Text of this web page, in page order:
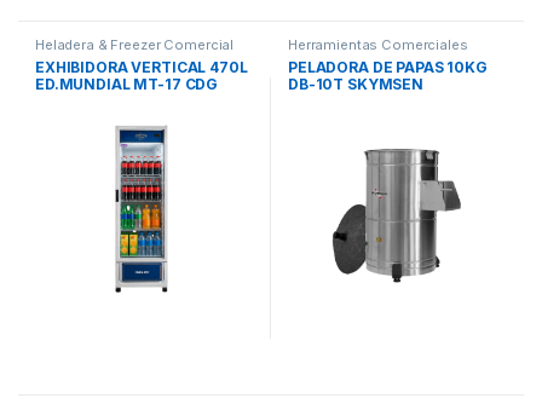
Heladera & Freezer Comercial
EXHIBIDORA VERTICAL 470L
ED.MUNDIAL MT-17 CDG
Herramientas Comerciales
PELADORA DE PAPAS 10KG
DB-10T SKYMSEN